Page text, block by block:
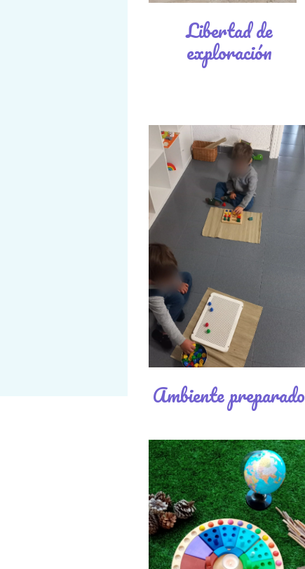
Libertad de
exploración
Ambiente preparado